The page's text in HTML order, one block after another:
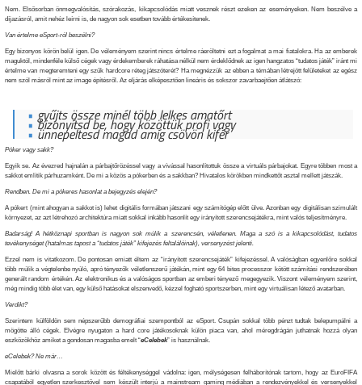
Nem. Elsősorban önmegvalósítás, szórakozás, kikapcsolódás miatt vesznek részt ezeken az eseményeken. Nem beszélve a
díjazásról, amit nehéz leírni is, de nagyon sok esetben tovább értékesítenek.
Van értelme eSport-ról beszélni?
Egy bizonyos körön belül igen. De véleményem szerint nincs értelme ráeröltetni ezt a fogalmat a mai fiatalokra. Ha az emberek
maguktól, mindenféle külső cégek vagy érdekemberek ráhatása nélkül nem érdeklődnek az igen hangzatos “tudatos játék” iránt mi
értelme van megteremteni egy szűk hardcore réteg játszóterét? Ha megnézzük az ebben a témában létrejött felületeket az egész
nem szól másról mint az image építésről. Az eljárás elképesztően lineáris és sokszor zavarbaejtően átlátszó:
gyűjts össze minél több lelkes amatőrt
bizonyítsd be, hogy közöttük profi vagy
ünnepeltesd magad amíg csövön kifér
Póker vagy sakk?
Egyik se. Az évezred hajnalán a párbajtőrözéssel vagy a vívással hasonlítottuk össze a virtuáls párbajokat. Egyre többen most a
sakkot említik párhuzamként. De mi a közös a pókerben és a sakkban? Hivatalos körökben mindkettőt asztal mellett játszák.
Rendben. De mi a pókeres hasonlat a bejegyzés elején?
A pókert (mint ahogyan a sakkot is) lehet digitális formában játszani egy számítógép előtt ülve. Azonban egy digitálisan szimulált
környezet, az azt létrehozó architektúra miatt sokkal inkább hasonlít egy irányított szerencsejátékra, mint valós teljesítményre.
Badarság! A hétköznapi sportban is nagyon sok múlik a szerencsén, véletlenen. Maga a szó is a kikapcsolódást, tudatos
tevékenységet (hatalmas tapost a “tudatos játék” kifejezés feltalálóinak), versenyzést jelenti.
Ezzel nem is vitatkozom. De pontosan emiatt éltem az “irányított szerencsejáték” kifejezéssel. A valóságban egyenlőre sokkal
több múlik a végtelenbe nyúló, apró tényezők véletlenszerű játékán, mint egy 64 bites processzor kötött számítási rendszerében
generált random értékén. Az elektronikus és a valóságos sportban az emberi tényező megegyezik. Viszont véleményem szerint,
még mindig több élet van, egy külső hatásokat elszenvedő, kézzel fogható sportszerben, mint egy virtuálisan létező avatarban.
Verdikt?
Szerintem külföldön sem népszerűbb demográfiai szempontból az eSport. Csupán sokkal több pénzt tudtak belepumpálni a
mögötte álló cégek. Elvégre nyugaton a hard core játékosoknak külön piaca van, ahol méregdrágán juthatnak hozzá olyan
eszközökhöz amiket a gondosan magasba emelt “eCelebek” is használnak.
eCelebek? Ne már…
Mielőtt bárki olvasna a sorok között és féltékenységgel vádolna: igen, mélységesen felháborítónak tartom, hogy az EuroFIFA
csapatából egyetlen szerkesztővel sem készült interjú a mainstream gaming médiában a rendezvényekkel és versenyekkel